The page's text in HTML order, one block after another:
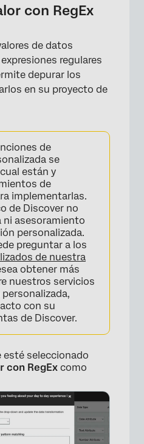
con RegEx
de datos
regulares
depurar los
en su proyecto de
de
se
están y
de
implementarlas.
de Discover no
asesoramiento
personalizada.
preguntar a los
de nuestra
obtener más
nuestros servicios
con su
de Discover.
esté seleccionado
con RegEx como